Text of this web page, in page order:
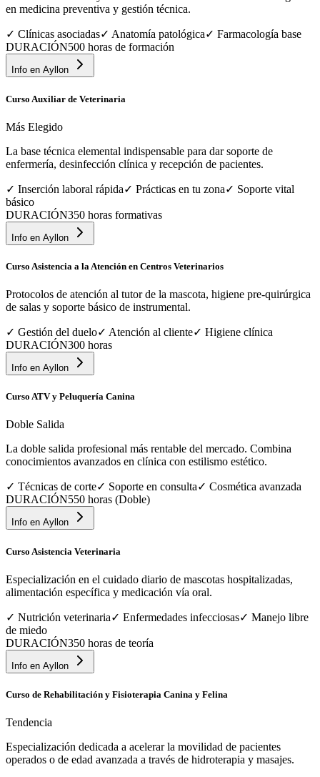
en medicina preventiva y gestión técnica.
✓ Clínicas asociadas✓ Anatomía patológica✓ Farmacología base
DURACIÓN500 horas de formación
Info en Ayllon
Curso Auxiliar de Veterinaria
Más Elegido
La base técnica elemental indispensable para dar soporte de
enfermería, desinfección clínica y recepción de pacientes.
✓ Inserción laboral rápida✓ Prácticas en tu zona✓ Soporte vital
básico
DURACIÓN350 horas formativas
Info en Ayllon
Curso Asistencia a la Atención en Centros Veterinarios
Protocolos de atención al tutor de la mascota, higiene pre-quirúrgica
de salas y soporte básico de instrumental.
✓ Gestión del duelo✓ Atención al cliente✓ Higiene clínica
DURACIÓN300 horas
Info en Ayllon
Curso ATV y Peluquería Canina
Doble Salida
La doble salida profesional más rentable del mercado. Combina
conocimientos avanzados en clínica con estilismo estético.
✓ Técnicas de corte✓ Soporte en consulta✓ Cosmética avanzada
DURACIÓN550 horas (Doble)
Info en Ayllon
Curso Asistencia Veterinaria
Especialización en el cuidado diario de mascotas hospitalizadas,
alimentación específica y medicación vía oral.
✓ Nutrición veterinaria✓ Enfermedades infecciosas✓ Manejo libre
de miedo
DURACIÓN350 horas de teoría
Info en Ayllon
Curso de Rehabilitación y Fisioterapia Canina y Felina
Tendencia
Especialización dedicada a acelerar la movilidad de pacientes
operados o de edad avanzada a través de hidroterapia y masajes.